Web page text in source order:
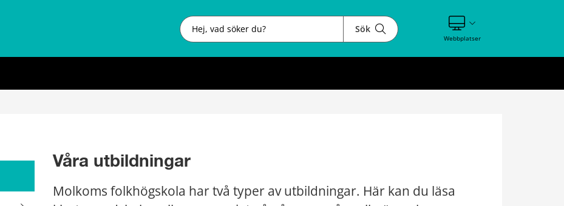
Sök Sök
WebbplatserVisa våra andra webbplatser
Våra utbildningar
Molkoms folkhögskola har två typer av utbildningar. Här kan du läsa